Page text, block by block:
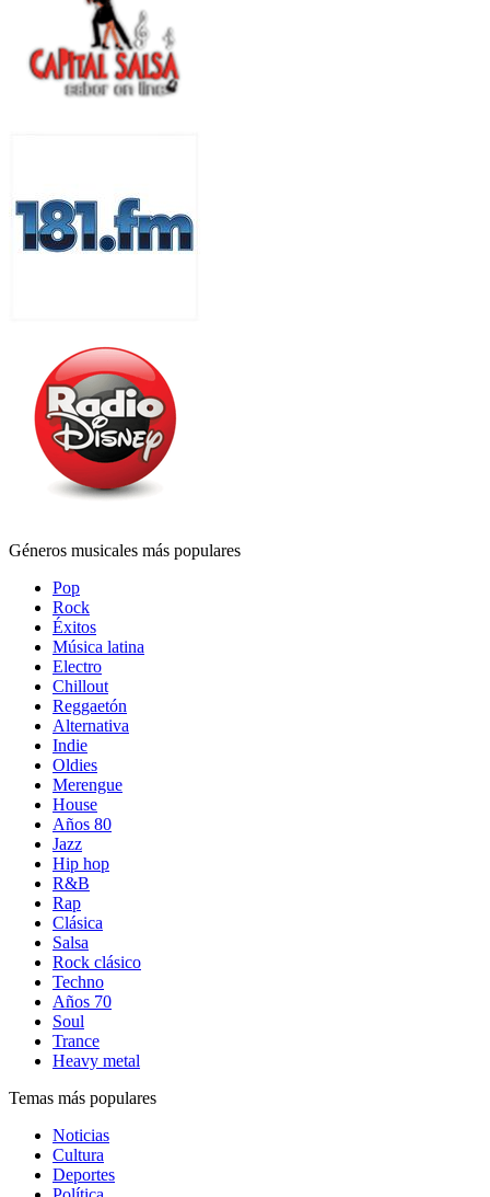
Géneros musicales más populares
Pop
Rock
Éxitos
Música latina
Electro
Chillout
Reggaetón
Alternativa
Indie
Oldies
Merengue
House
Años 80
Jazz
Hip hop
R&B
Rap
Clásica
Salsa
Rock clásico
Techno
Años 70
Soul
Trance
Heavy metal
Temas más populares
Noticias
Cultura
Deportes